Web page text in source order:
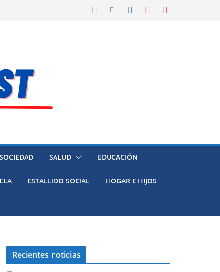
SALUD EDUCACIÓN
ESTALLIDO SOCIAL HOGAR E HIJOS
Recientes noticias